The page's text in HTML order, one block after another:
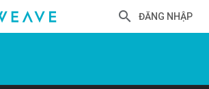
ĐĂNG NHẬP